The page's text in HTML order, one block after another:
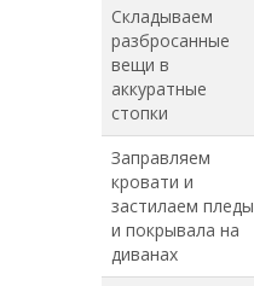
Складываем
разбросанные
вещи в
аккуратные
стопки
Заправляем
кровати и
застилаем пледы
и покрывала на
диванах